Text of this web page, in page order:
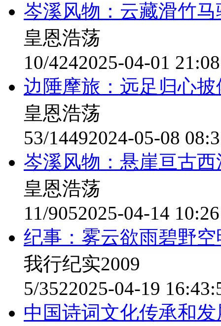
岑溪风物：云藏滑竹
皇恩浩荡
10/4242025-04-01
边陲摩旅：远足归心
皇恩浩荡
53/14492024-05-08
岑溪风物：悬崖亘古
皇恩浩荡
11/9052025-04-14
纪事：雾云欲雨碧野
我行纪实2009
5/3522025-04-19
中国诗词文化传承和